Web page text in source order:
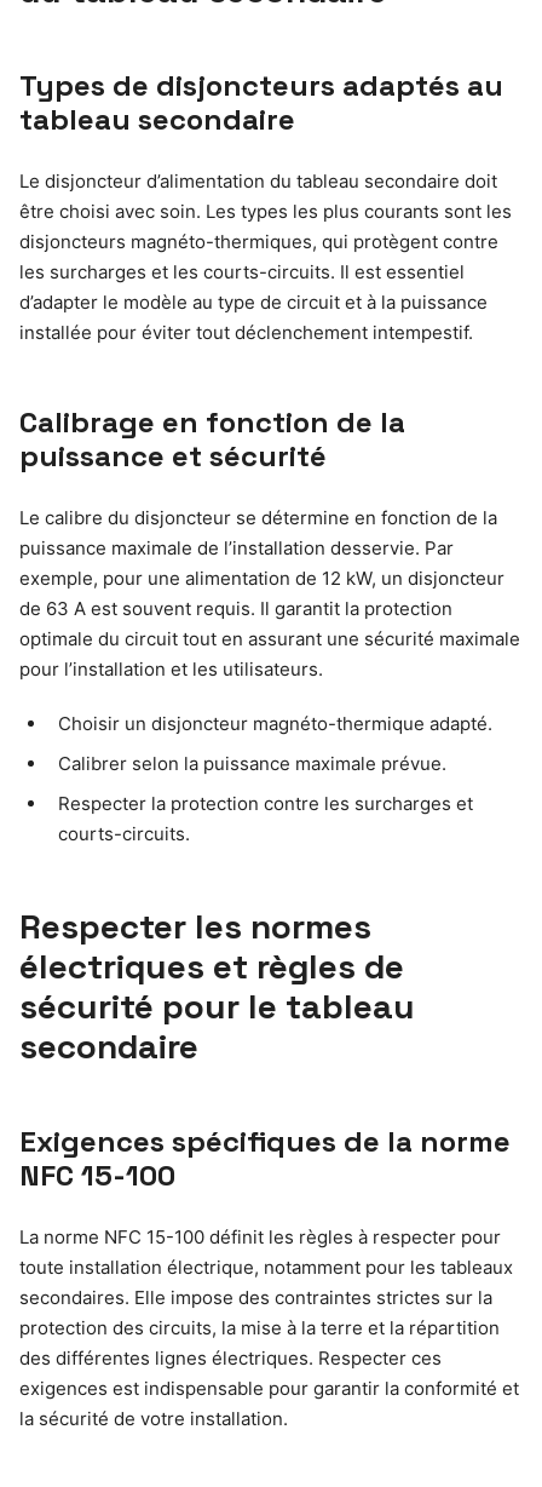
Types de disjoncteurs adaptés au
tableau secondaire
Le disjoncteur d’alimentation du tableau secondaire doit
être choisi avec soin. Les types les plus courants sont les
disjoncteurs magnéto-thermiques, qui protègent contre
les surcharges et les courts-circuits. Il est essentiel
d’adapter le modèle au type de circuit et à la puissance
installée pour éviter tout déclenchement intempestif.
Calibrage en fonction de la
puissance et sécurité
Le calibre du disjoncteur se détermine en fonction de la
puissance maximale de l’installation desservie. Par
exemple, pour une alimentation de 12 kW, un disjoncteur
de 63 A est souvent requis. Il garantit la protection
optimale du circuit tout en assurant une sécurité maximale
pour l’installation et les utilisateurs.
Choisir un disjoncteur magnéto-thermique adapté.
Calibrer selon la puissance maximale prévue.
Respecter la protection contre les surcharges et
courts-circuits.
Respecter les normes
électriques et règles de
sécurité pour le tableau
secondaire
Exigences spécifiques de la norme
NFC 15-100
La norme NFC 15-100 définit les règles à respecter pour
toute installation électrique, notamment pour les tableaux
secondaires. Elle impose des contraintes strictes sur la
protection des circuits, la mise à la terre et la répartition
des différentes lignes électriques. Respecter ces
exigences est indispensable pour garantir la conformité et
la sécurité de votre installation.